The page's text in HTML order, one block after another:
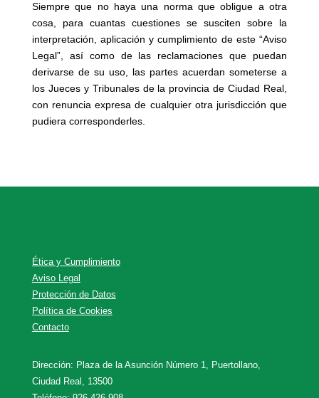
Siempre que no haya una norma que obligue a otra
cosa, para cuantas cuestiones se susciten sobre la
interpretación, aplicación y cumplimiento de este “Aviso
Legal”, así como de las reclamaciones que puedan
derivarse de su uso, las partes acuerdan someterse a
los Jueces y Tribunales de la provincia de Ciudad Real,
con renuncia expresa de cualquier otra jurisdicción que
pudiera corresponderles.
Ética y Cumplimiento
Aviso Legal
Protección de Datos
Política de Cookies
Contacto
Dirección: Plaza de la Asunción Número 1, Puertollano,
Ciudad Real, 13500